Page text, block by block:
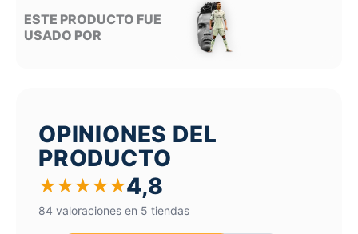
ESTE PRODUCTO FUE
USADO POR
OPINIONES DEL
PRODUCTO
★★★★★4,8
84 valoraciones en 5 tiendas